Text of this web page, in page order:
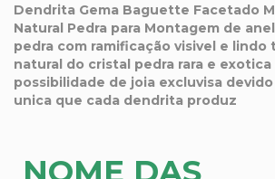
Dendrita Gema Baguette Facetado
Natural Pedra para Montagem de
pedra com ramificação visivel e lindo
natural do cristal pedra rara e exotica
possibilidade de joia excluvisa
unica que cada dendrita produz